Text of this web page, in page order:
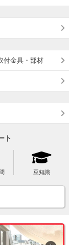
付金具・部材
ト
豆知識